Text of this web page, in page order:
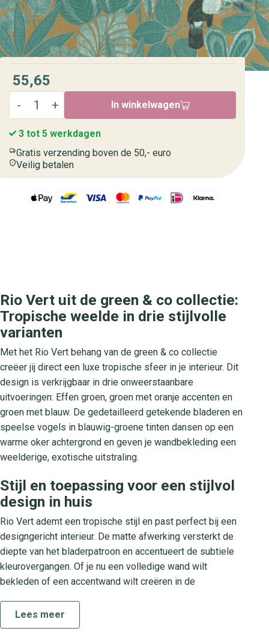
55,65
In winkelwagen
3 tot 5 werkdagen
Gratis verzending boven de 50,- euro
Veilig betalen
Rio Vert uit de green & co collectie:
Tropische weelde in drie stijlvolle
varianten
Met het Rio Vert behang van de green & co collectie
creëer jij direct een luxe tropische sfeer in je interieur. Dit
design is verkrijgbaar in drie onweerstaanbare
uitvoeringen: Effen groen, groen met oranje accenten en
groen met blauw. De gedetailleerd getekende bladeren en
speelse vogels in blauwig-groene tinten dansen op een
warme oker achtergrond en geven je wandbekleding een
weelderige, exotische uitstraling.
Stijl en toepassing voor een stijlvol
design in huis
Rio Vert ademt een tropische stijl en past perfect bij een
designgericht interieur. De matte afwerking versterkt de
diepte van het bladerpatroon en accentueert de subtiele
kleurovergangen. Of je nu een volledige wand wilt
bekleden of een accentwand wilt creëren in de
elk vertrek een luxe en levendige touch.
Lees meer